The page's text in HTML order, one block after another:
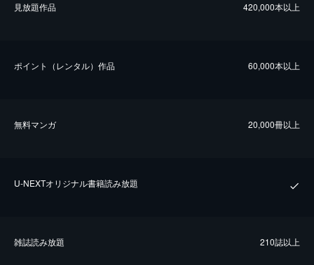
⾒放題作品 420,000本以上
ポイント（レンタル）作品 60,000本以上
無料マンガ 20,000冊以上
U-NEXTオリジナル書籍読み放題
雑誌読み放題 210誌以上